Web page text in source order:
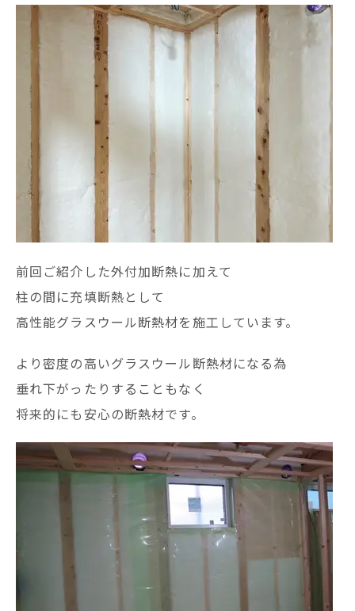
前回ご紹介した外付加断熱に加えて
柱の間に充填断熱として
高性能グラスウール断熱材を施工しています。
より密度の高いグラスウール断熱材になる為
垂れ下がったりすることもなく
将来的にも安心の断熱材です。